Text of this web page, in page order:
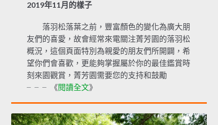
2019年11月的樣子
落羽松落葉之前，豐富顏色的變化為廣大朋
友們的喜愛，故會經常來電關注菁芳園的落羽松
概況，這個頁面特別為親愛的朋友們所開闢，希
望你們會喜歡，更能夠掌握屬於你的最佳鑑賞時
刻來園觀賞，菁芳園需要您的支持和鼓勵
╴╴╴《閱讀全文》